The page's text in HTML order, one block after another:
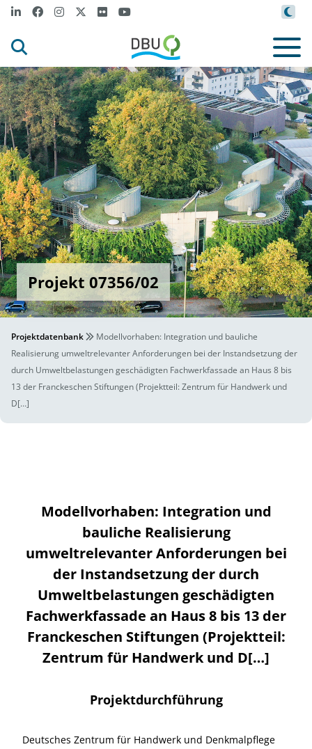
Projekt 07356/02
Projektdatenbank
Modellvorhaben: Integration und bauliche
Realisierung umweltrelevanter Anforderungen bei der Instandsetzung der
durch Umweltbelastungen geschädigten Fachwerkfassade an Haus 8 bis
13 der Franckeschen Stiftungen (Projektteil: Zentrum für Handwerk und
D[…]
Modellvorhaben: Integration und
bauliche Realisierung
umweltrelevanter Anforderungen bei
der Instandsetzung der durch
Umweltbelastungen geschädigten
Fachwerkfassade an Haus 8 bis 13 der
Franckeschen Stiftungen (Projektteil:
Zentrum für Handwerk und D[…]
Projektdurchführung
Deutsches Zentrum für Handwerk und Denkmalpflege